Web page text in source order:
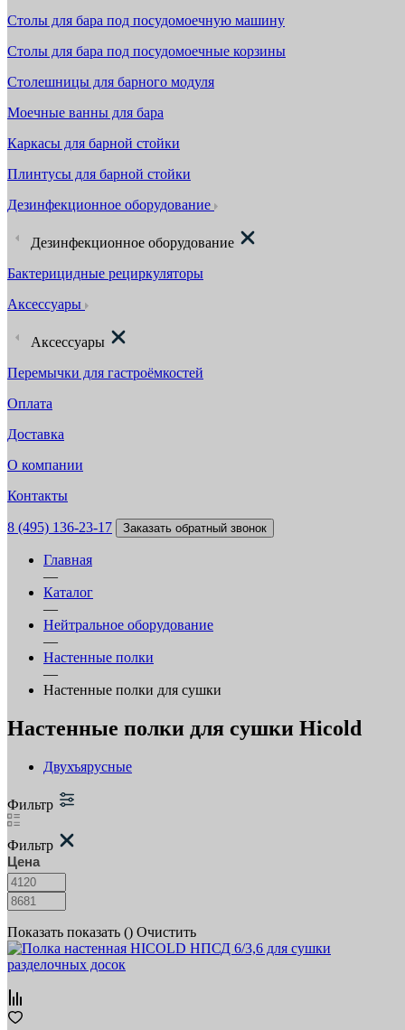
Столы для бара под посудомоечную машину
Столы для бара под посудомоечные корзины
Столешницы для барного модуля
Моечные ванны для бара
Каркасы для барной стойки
Плинтусы для барной стойки
Дезинфекционное оборудование
Дезинфекционное оборудование
Бактерицидные рециркуляторы
Аксессуары
Аксессуары
Перемычки для гастроёмкостей
Оплата
Доставка
О компании
Контакты
8 (495) 136-23-17 Заказать обратный звонок
Главная
—
Каталог
—
Нейтральное оборудование
—
Настенные полки
—
Настенные полки для сушки
Настенные полки для сушки Hicold
Двухъярусные
Фильтр
Фильтр
Цена
Показать показать () Очистить